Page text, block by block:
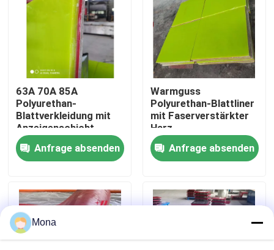
Über uns
Fabrik Tour
Qualitätskontrolle
Kontakt
Keramische Abnutzungszwischenlage
Tonerde-keramische Zwischenlage
63A 70A 85A
Polyurethan-
Blattverkleidung mit
Anzeigenschicht
Anfrage absenden
Warmguss
Polyurethan-Blattliner
mit Faserverstärkter
Harz-
Hintergrundplatte
Anfrage absenden
Mona